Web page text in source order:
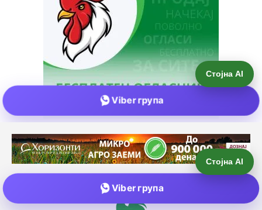
Стојна AI
Viber група